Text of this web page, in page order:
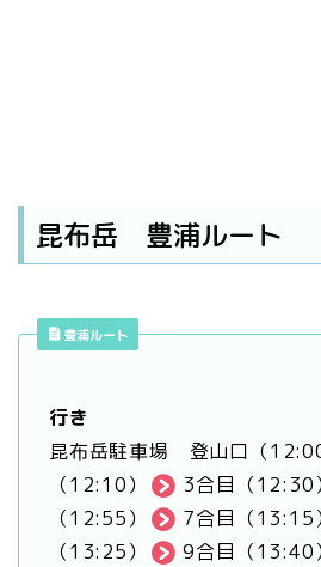
昆布岳 豊浦ルート
豊浦ルート
行き
昆布岳駐車場 登山口（12:00
（12:10）
3合目（12:30
（12:55）
7合目（13:15
（13:25）
9合目（13:40